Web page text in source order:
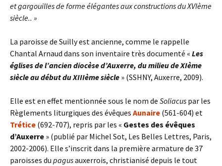
et gargouilles de forme élégantes aux constructions du XVIème
siècle.. »
La paroisse de Suilly est ancienne, comme le rappelle
Chantal Arnaud dans son inventaire très documenté « Les
églises de l’ancien diocèse d’Auxerre, du milieu de XIème
siècle au début du XIIIème siècle » (SSHNY, Auxerre, 2009).
Elle est en effet mentionnée sous le nom de Soliacus par les
Règlements liturgiques des évêques Aunaire (561-604) et
Trétice (692-707), repris par les « Gestes des évêques
d’Auxerre » (publié par Michel Sot, Les Belles Lettres, Paris,
2002-2006). Elle s’inscrit dans la première armature de 37
paroisses du pagusauxerrois, christianisé depuis le tout